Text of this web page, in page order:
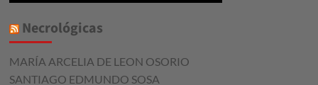
Necrológicas
MARÍA ARCELIA DE LEON OSORIO
SANTIAGO EDMUNDO SOSA